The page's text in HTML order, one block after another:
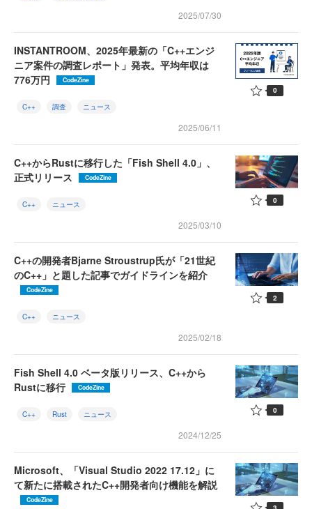
2025/07/30
INSTANTROOM、2025年最新の「C++エンジ
ニア案件の調査レポート」発表。平均年収は
776万円
CodeZine
C++ 調査 ニュース
2025/06/11
0
C++からRustに移行した「Fish Shell 4.0」、
正式リリース
CodeZine
C++ ニュース
2025/03/10
0
C++の開発者Bjarne Stroustrup氏が「21世紀
のC++」と題した記事でガイドラインを紹介
CodeZine
C++ ニュース
2025/02/18
2
Fish Shell 4.0 ベータ版リリース、C++から
Rustに移行
CodeZine
C++ Rust ニュース
2024/12/25
0
Microsoft、「Visual Studio 2022 17.12」に
て新たに搭載されたC++開発者向け機能を解説
CodeZine